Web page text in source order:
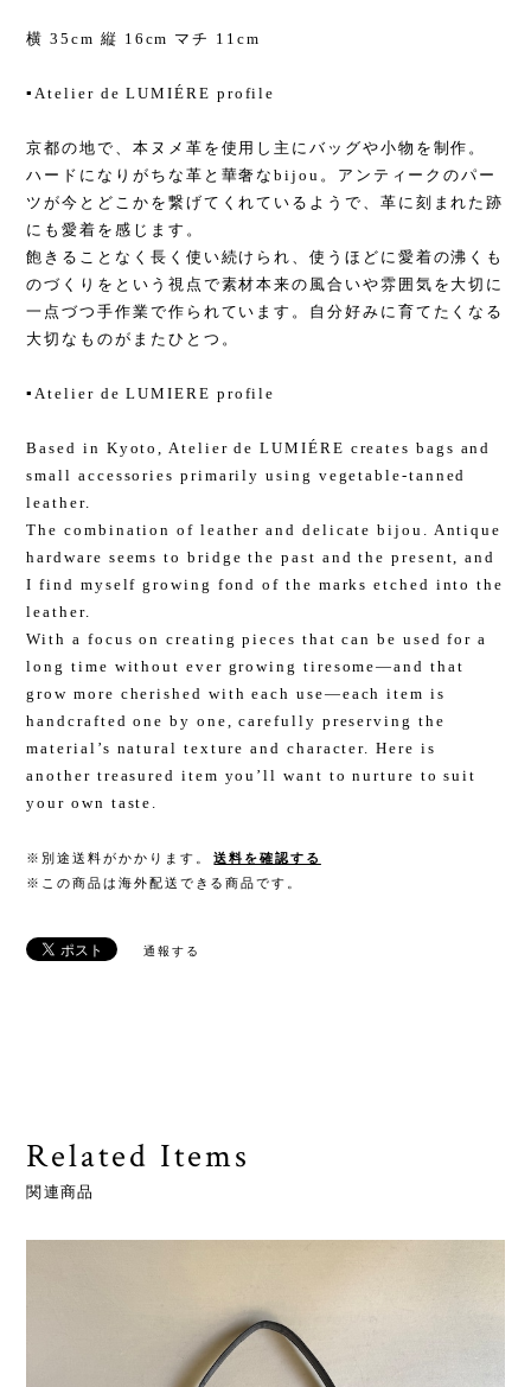
横 35cm 縦 16cm マチ 11cm
▪️Atelier de LUMIÉRE profile
京都の地で、本ヌメ革を使用し主にバッグや小物を制作。
ハードになりがちな革と華奢なbijou。アンティークのパー
ツが今とどこかを繋げてくれているようで、革に刻まれた跡
にも愛着を感じます。
飽きることなく長く使い続けられ、使うほどに愛着の沸くも
のづくりをという視点で素材本来の風合いや雰囲気を大切に
一点づつ手作業で作られています。自分好みに育てたくなる
大切なものがまたひとつ。
▪️Atelier de LUMIERE profile
Based in Kyoto, Atelier de LUMIÉRE creates bags and
small accessories primarily using vegetable-tanned
leather.
The combination of leather and delicate bijou. Antique
hardware seems to bridge the past and the present, and
I find myself growing fond of the marks etched into the
leather.
With a focus on creating pieces that can be used for a
long time without ever growing tiresome—and that
grow more cherished with each use—each item is
handcrafted one by one, carefully preserving the
material’s natural texture and character. Here is
another treasured item you’ll want to nurture to suit
your own taste.
※別途送料がかかります。
送料を確認する
※この商品は海外配送できる商品です。
通報する
Related Items
関連商品